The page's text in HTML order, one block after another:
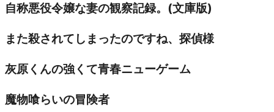
自称悪役令嬢な妻の観察記録。(文庫版)
また殺されてしまったのですね、探偵様
灰原くんの強くて青春ニューゲーム
魔物喰らいの冒険者